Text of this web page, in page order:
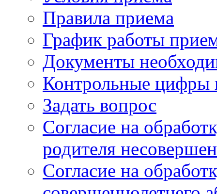
Правила приема
График работы
Документы
Контрольные цифры
Задать вопрос
Согласие на
родителя
Согласие на